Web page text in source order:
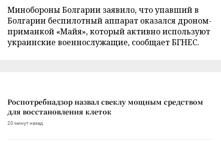
Минобороны Болгарии заявило, что упавший в
Болгарии беспилотный аппарат оказался дроном-
приманкой «Майя», который активно используют
украинские военнослужащие, сообщает БГНЕС.
Роспотребнадзор назвал свеклу мощным средством
для восстановления клеток
20 минут назад